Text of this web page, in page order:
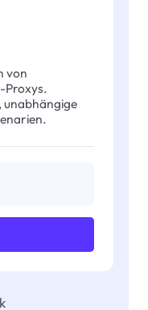
von
Proxys.
unabhängige